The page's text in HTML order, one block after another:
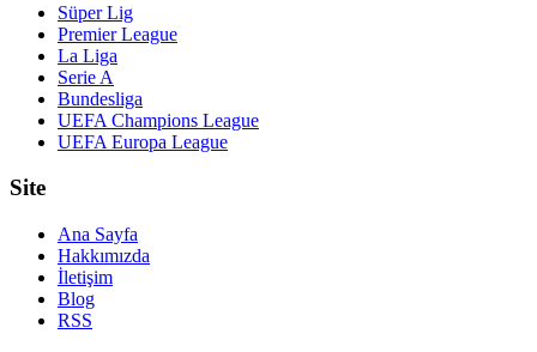
Süper Lig
Premier League
La Liga
Serie A
Bundesliga
UEFA Champions League
UEFA Europa League
Site
Ana Sayfa
Hakkımızda
İletişim
Blog
RSS